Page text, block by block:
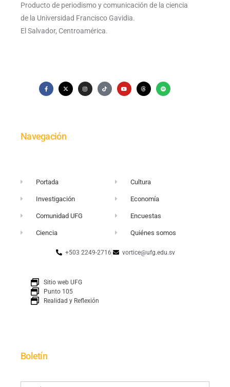
Producto de periodismo y comunicación de la ciencia
de la Universidad Francisco Gavidia.
El Salvador, Centroamérica.
Navegación
Portada
Investigación
Comunidad UFG
Ciencia
Cultura
Economía
Encuestas
Quiénes somos
+503 2249-2716 vortice@ufg.edu.sv
Sitio web UFG
Punto 105
Realidad y Reflexión
Boletín